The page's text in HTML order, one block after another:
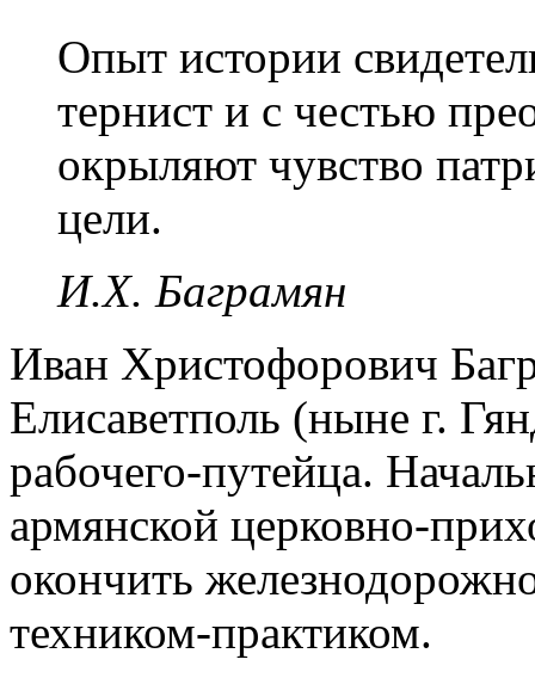
Опыт истории
тернист и с честью
окрыляют чувство
цели.
И.Х. Баграмян
Иван Христофорович
Елисаветполь (ныне г.
рабочего-путейца.
армянской церковно-
окончить
техником-практиком.